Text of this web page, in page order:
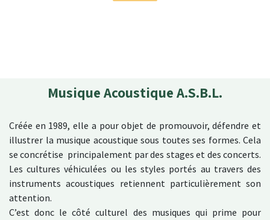
Musique Acoustique A.S.B.L.
Créée en 1989, elle a pour objet de promouvoir, défendre et
illustrer la musique acoustique sous toutes ses formes. Cela
se concrétise principalement par des stages et des concerts.
Les cultures véhiculées ou les styles portés au travers des
instruments acoustiques retiennent particulièrement son
attention.
C’est donc le côté culturel des musiques qui prime pour